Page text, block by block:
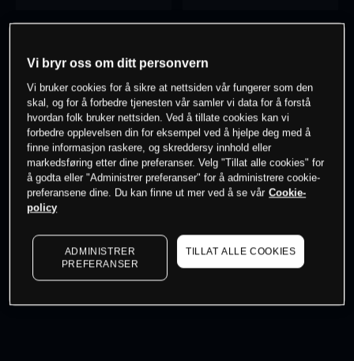
- -
0% av kunder erpå dette instrumentet
Søk om konto
Kursene er veiledende.Log in
Vi bryr oss om ditt personvern
Vi bruker cookies for å sikre at nettsiden vår fungerer som den
skal, og for å forbedre tjenesten vår samler vi data for å forstå
hvordan folk bruker nettsiden. Ved å tillate cookies kan vi
forbedre opplevelsen din for eksempel ved å hjelpe deg med å
finne informasjon raskere, og skreddersy innhold eller
markedsføring etter dine preferanser. Velg "Tillat alle cookies" for
å godta eller "Administrer preferanser" for å administrere cookie-
preferansene dine. Du kan finne ut mer ved å se vår Cookie-
policy
ADMINISTRER
PREFERANSER
TILLAT ALLE COOKIES